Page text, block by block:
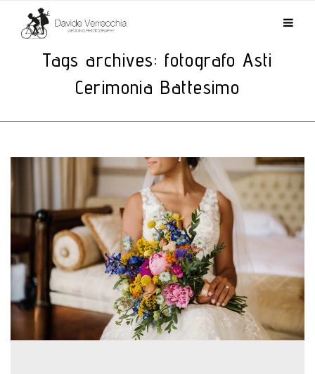
Tags archives: fotografo Asti
Cerimonia Battesimo